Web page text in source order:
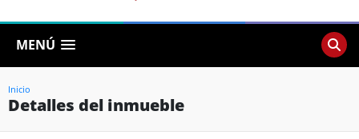
MENÚ
Inicio
Detalles del inmueble